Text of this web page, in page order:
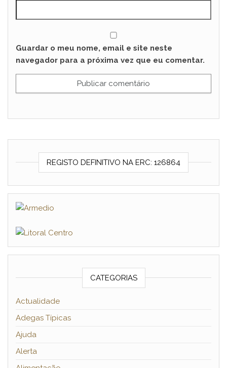
Guardar o meu nome, email e site neste
navegador para a próxima vez que eu comentar.
REGISTO DEFINITIVO NA ERC: 126864
CATEGORIAS
Actualidade
Adegas Típicas
Ajuda
Alerta